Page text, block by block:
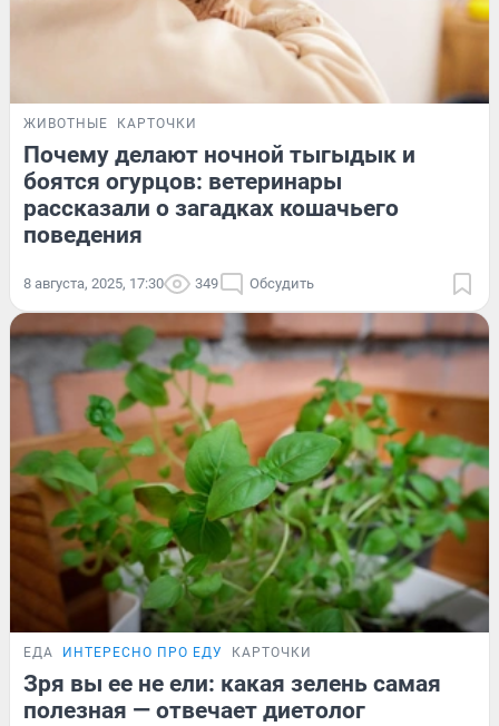
ЖИВОТНЫЕ КАРТОЧКИ
Почему делают ночной тыгыдык и
боятся огурцов: ветеринары
рассказали о загадках кошачьего
поведения
8 августа, 2025, 17:30 349 Обсудить
ЕДА ИНТЕРЕСНО ПРО ЕДУ КАРТОЧКИ
Зря вы ее не ели: какая зелень самая
полезная — отвечает диетолог